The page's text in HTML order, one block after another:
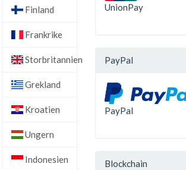
Finland
Frankrike
Storbritannien
Grekland
Kroatien
Ungern
Indonesien
UnionPay
PayPal
PayPal
Blockchain